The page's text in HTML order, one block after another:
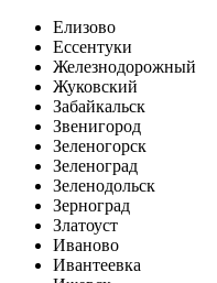
Елизово
Ессентуки
Железнодорожный
Жуковский
Забайкальск
Звенигород
Зеленогорск
Зеленоград
Зеленодольск
Зерноград
Златоуст
Иваново
Ивантеевка